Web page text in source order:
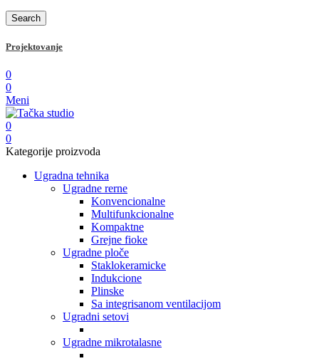
Search
Projektovanje
0
0
Meni
0
0
Kategorije proizvoda
Ugradna tehnika
Ugradne rerne
Konvencionalne
Multifunkcionalne
Kompaktne
Grejne fioke
Ugradne ploče
Staklokeramicke
Indukcione
Plinske
Sa integrisanom ventilacijom
Ugradni setovi
Ugradne mikrotalasne